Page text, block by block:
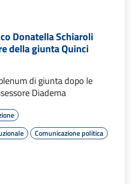
Donatella Schiaroli
della giunta Quinci
di giunta dopo le
Diadema
Comunicazione politica